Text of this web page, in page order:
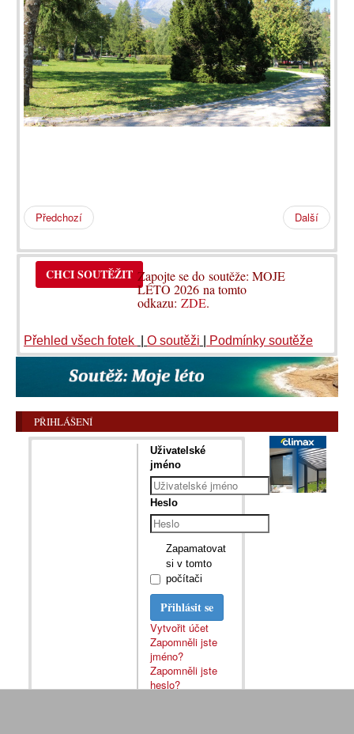
Předchozí Další
CHCI SOUTĚŽIT Zapojte se do soutěže: MOJE
LÉTO 2026 na tomto
odkazu:ZDE.
Přehled všech fotek O soutěži Podmínky soutěže
PŘIHLÁŠENÍ
Uživatelské
jméno
Heslo
Zapamatovat
si v tomto
počítači
Přihlásit se
Vytvořit účet
Zapomněli jste
jméno?
Zapomněli jste
heslo?